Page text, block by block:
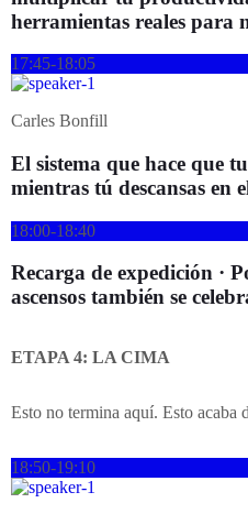
herramientas reales para
17:45-18:05
Carles Bonfill
El sistema que hace que
mientras tú descansas en
18:00-18:40
Recarga de expedición ·
ascensos también se
ETAPA 4: LA CIMA
Esto no termina aquí. Esto acaba
18:50-19:10